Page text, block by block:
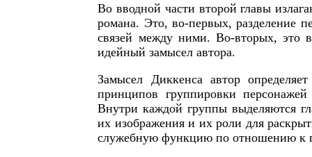
Во вводной части второй главы
романа. Это, во-первых, разделение
связей между ними. Во-вторых, это
идейный замысел автора.
Замысел Диккенса автор
принципов группировки
Внутри каждой группы выделяются
их изображения и их роли для
служебную функцию по отношению к